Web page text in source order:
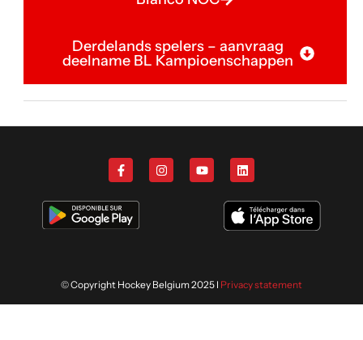
Derdelands spelers – aanvraag
deelname BL Kampioenschappen
© Copyright Hockey Belgium 2025 I Privacy statement